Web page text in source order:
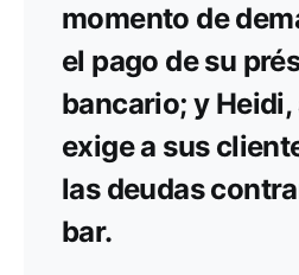
momento de
el pago de su
bancario; y Heidi,
exige a sus
las deudas
bar.